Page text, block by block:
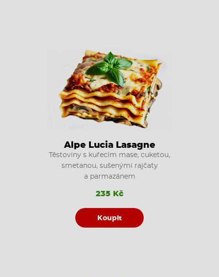
Alpe Lucia Lasagne
Těstoviny s kuřecím mase, cuketou,
smetanou, sušenými rajčaty
a parmazánem
235 Kč
Koupit